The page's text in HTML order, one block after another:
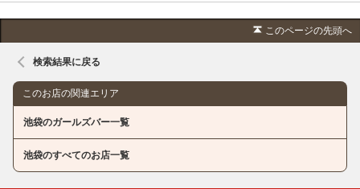
このページの先頭へ
検索結果に戻る
このお店の関連エリア
池袋のガールズバー一覧
池袋のすべてのお店一覧